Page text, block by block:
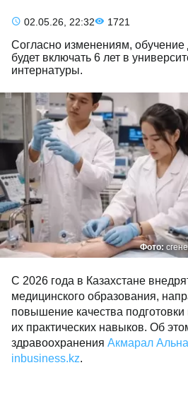
02.05.26, 22:32 1721
Согласно изменениям,
будет включать 6 лет в
интернатуры.
Фото:
С 2026 года в Казахстане
медицинского образования,
повышение качества
их практических навыков. Об
здравоохранения Акмарал
inbusiness.kz.